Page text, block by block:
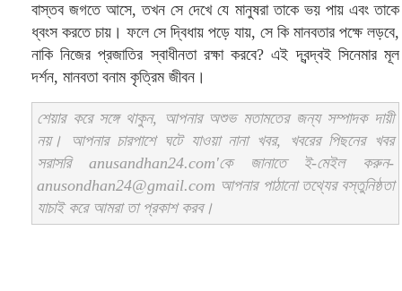
বাস্তব জগতে আসে, তখন সে দেখে যে মানুষরা তাকে ভয় পায় এবং তাকে
ধ্বংস করতে চায়। ফলে সে দ্বিধায় পড়ে যায়, সে কি মানবতার পক্ষে লড়বে,
নাকি নিজের প্রজাতির স্বাধীনতা রক্ষা করবে? এই দ্বন্দ্বই সিনেমার মূল
দর্শন, মানবতা বনাম কৃত্রিম জীবন।
শেয়ার করে সঙ্গে থাকুন, আপনার অশুভ মতামতের জন্য সম্পাদক দায়ী
নয়। আপনার চারপাশে ঘটে যাওয়া নানা খবর, খবরের পিছনের খবর
সরাসরি anusandhan24.com'কে জানাতে ই-মেইল করুন-
anusondhan24@gmail.com আপনার পাঠানো তথ্যের বস্তুনিষ্ঠতা
যাচাই করে আমরা তা প্রকাশ করব।